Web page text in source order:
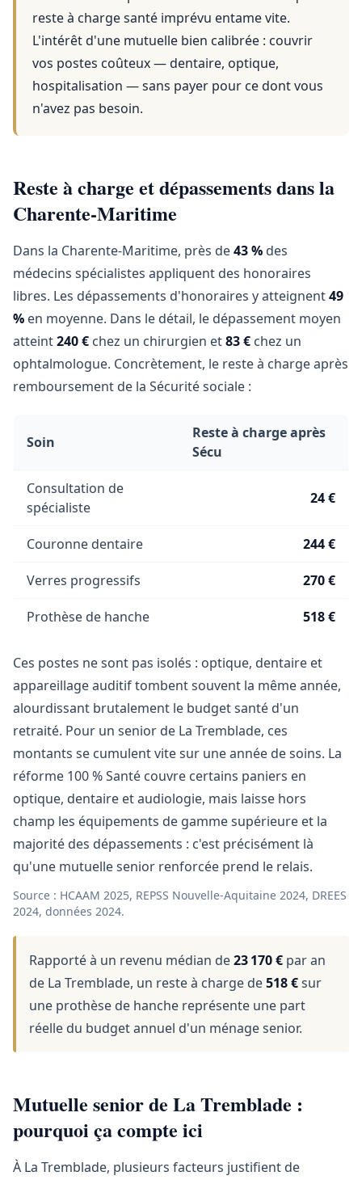
reste à charge santé imprévu entame vite.
L'intérêt d'une mutuelle bien calibrée : couvrir
vos postes coûteux — dentaire, optique,
hospitalisation — sans payer pour ce dont vous
n'avez pas besoin.
Reste à charge et dépassements dans la
Charente-Maritime
Dans la Charente-Maritime, près de43 % des
médecins spécialistes appliquent des honoraires
libres. Les dépassements d'honoraires y atteignent49
% en moyenne. Dans le détail, le dépassement moyen
atteint240 € chez un chirurgien et83 € chez un
ophtalmologue. Concrètement, le reste à charge après
remboursement de la Sécurité sociale :
Soin
Reste à charge après
Sécu
Consultation de
spécialiste
24 €
Couronne dentaire 244 €
Verres progressifs 270 €
Prothèse de hanche 518 €
Ces postes ne sont pas isolés : optique, dentaire et
appareillage auditif tombent souvent la même année,
alourdissant brutalement le budget santé d'un
retraité. Pour un senior de La Tremblade, ces
montants se cumulent vite sur une année de soins. La
réforme 100 % Santé couvre certains paniers en
optique, dentaire et audiologie, mais laisse hors
champ les équipements de gamme supérieure et la
majorité des dépassements : c'est précisément là
qu'une mutuelle senior renforcée prend le relais.
Source : HCAAM 2025, REPSS Nouvelle-Aquitaine 2024, DREES
2024, données 2024.
Rapporté à un revenu médian de23 170 € par an
de La Tremblade, un reste à charge de518 €sur
une prothèse de hanche représente une part
réelle du budget annuel d'un ménage senior.
Mutuelle senior de La Tremblade :
pourquoi ça compte ici
À La Tremblade, plusieurs facteurs justifient de